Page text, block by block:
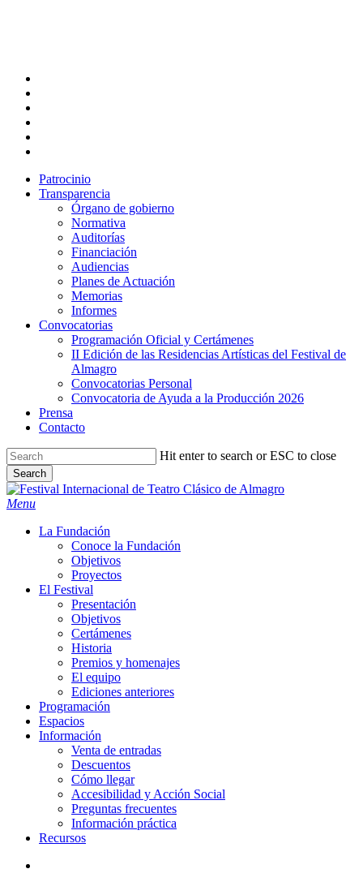
Patrocinio
Transparencia
Órgano de gobierno
Normativa
Auditorías
Financiación
Audiencias
Planes de Actuación
Memorias
Informes
Convocatorias
Programación Oficial y Certámenes
II Edición de las Residencias Artísticas del Festival de
Almagro
Convocatorias Personal
Convocatoria de Ayuda a la Producción 2026
Prensa
Contacto
Hit enter to search or ESC to close
Search
Close
Search
search
Menu
La Fundación
Conoce la Fundación
Objetivos
Proyectos
El Festival
Presentación
Objetivos
Certámenes
Historia
Premios y homenajes
El equipo
Ediciones anteriores
Programación
Espacios
Información
Venta de entradas
Descuentos
Cómo llegar
Accesibilidad y Acción Social
Preguntas frecuentes
Información práctica
Recursos